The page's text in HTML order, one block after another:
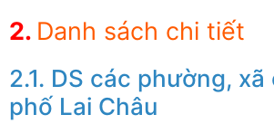
Danh sách chi tiết
DS các phường, xã
phố Lai Châu